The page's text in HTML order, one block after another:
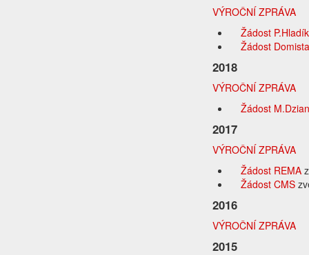
VÝROČNÍ ZPRÁVA
Žádost
Žádost
2018
VÝROČNÍ ZPRÁVA
Žádost
2017
VÝROČNÍ ZPRÁVA
Žádost REMA
Žádost CMS
2016
VÝROČNÍ ZPRÁVA
2015